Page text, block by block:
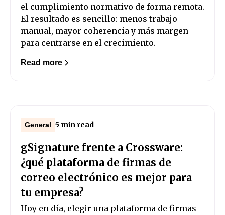
el cumplimiento normativo de forma remota.
El resultado es sencillo: menos trabajo
manual, mayor coherencia y más margen
para centrarse en el crecimiento.
Read more
General 5 min read
gSignature frente a Crossware:
¿qué plataforma de firmas de
correo electrónico es mejor para
tu empresa?
Hoy en día, elegir una plataforma de firmas